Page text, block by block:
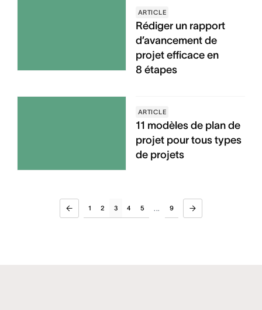
ARTICLE
Rédiger un rapport
d’avancement de
projet efficace en
8 étapes
ARTICLE
11 modèles de plan de
projet pour tous types
de projets
1 2 3 4 5 ... 9